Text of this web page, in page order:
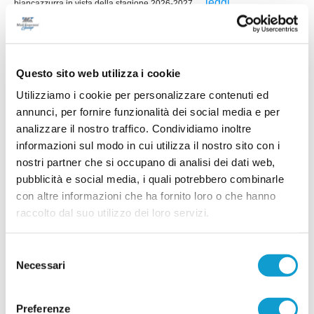
Questo sito web utilizza i cookie
Utilizziamo i cookie per personalizzare contenuti ed
annunci, per fornire funzionalità dei social media e per
analizzare il nostro traffico. Condividiamo inoltre
informazioni sul modo in cui utilizza il nostro sito con i
nostri partner che si occupano di analisi dei dati web,
pubblicità e social media, i quali potrebbero combinarle
con altre informazioni che ha fornito loro o che hanno
raccolto dal suo utilizzo dei loro servizi.
delNecessari
Preferenze
biancazzurra in vista della stagione 2026-2027. leggi
10/07/2026
LUNANO cala l'asso: per il centrocampo
Il Lunano mette a segno un autentico colpo di
mercato e si assicura le prestazioni del
centrocampista classe 1991 Ignazio Carta, uno
dei profili più prestigiosi dell'Eccellenza
marchigiana....leggi
ATLETICO MONDOLFO. Ecco lo staff
tecnico per la Promozione
L'Atletico Mondolfo 1952 riparte dalla continuità
anche nello staff tecnico in vista della stagione
08/07/2026
Zaccardo